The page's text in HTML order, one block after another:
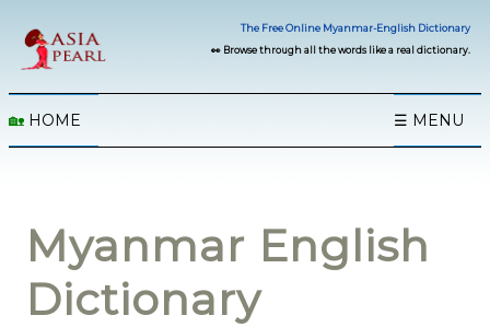
The Free Online Myanmar-English Dictionary
👀 Browse through all the words like a real dictionary.
🏡 HOME ☰ MENU
Myanmar English
Dictionary